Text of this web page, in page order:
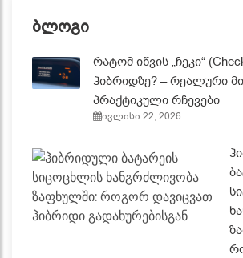
ბლოგი
რატომ იწვის „ჩეკი“
ჰიბრიდზე? – რეალური
პრაქტიკული რჩევები
ივლისი 22, 2026